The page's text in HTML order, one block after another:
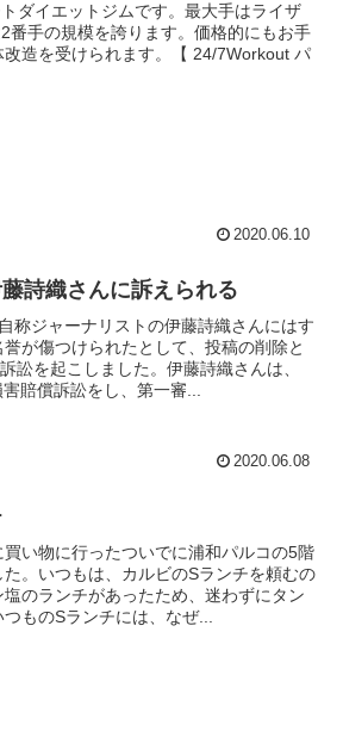
ダイエットジムです。最大手はライザ
番手の規模を誇ります。価格的にもお手
造を受けられます。【 24/7Workout パ
2020.06.10
詩織さんに訴えられる
称ジャーナリストの伊藤詩織さんにはす
が傷つけられたとして、投稿の削除と
訟を起こしました。伊藤詩織さんは、
賠償訴訟をし、第一審...
2020.06.08
い物に行ったついでに浦和パルコの5階
。いつもは、カルビのSランチを頼むの
のランチがあったため、迷わずにタン
ものSランチには、なぜ...